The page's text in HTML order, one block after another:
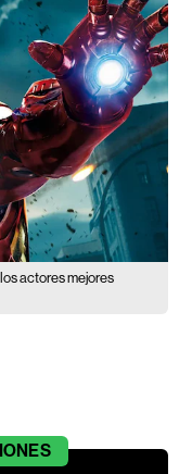
actores mejores